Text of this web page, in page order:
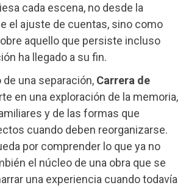
cada escena, no desde la
el ajuste de cuentas, sino como
aquello que persiste incluso
ha llegado a su fin.
una separación, Carrera de
en una exploración de la memoria,
y de las formas que
cuando deben reorganizarse.
por comprender lo que ya no
el núcleo de una obra que se
una experiencia cuando todavía